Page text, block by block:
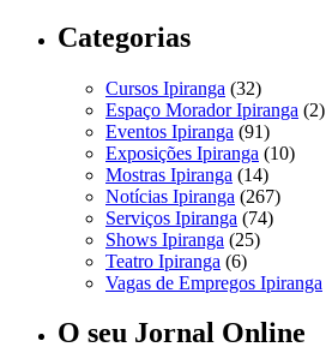
Categorias
Cursos Ipiranga (32)
Espaço Morador Ipiranga (2)
Eventos Ipiranga (91)
Exposições Ipiranga (10)
Mostras Ipiranga (14)
Notícias Ipiranga (267)
Serviços Ipiranga (74)
Shows Ipiranga (25)
Teatro Ipiranga (6)
Vagas de Empregos Ipiranga
O seu Jornal Online